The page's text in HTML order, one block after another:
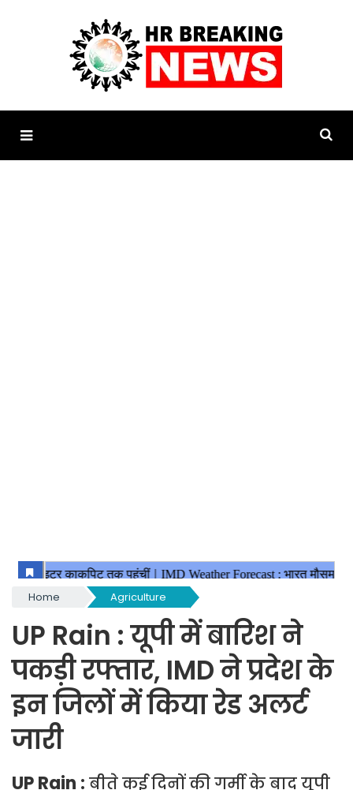
Home Agriculture
UP Rain : यूपी में बारिश ने
पकड़ी रफ्तार, IMD ने प्रदेश के
इन जिलों में किया रेड अलर्ट
जारी
UP Rain : बीते कई दिनों की गर्मी के बाद यूपी